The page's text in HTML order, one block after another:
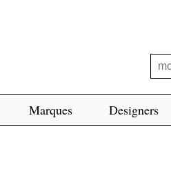
Marques Designers